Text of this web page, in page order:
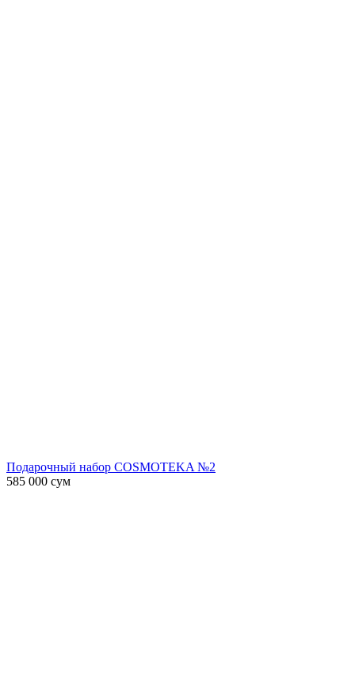
Подарочный набор COSMOTEKA №2
585 000 сум